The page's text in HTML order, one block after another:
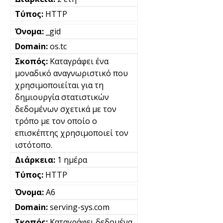
HTTP
_gid
os.tc
Καταγράφει ένα
μοναδικό αναγνωριστικό που
χρησιμοποιείται για τη
δημιουργία στατιστικών
δεδομένων σχετικά με τον
τρόπο με τον οποίο ο
επισκέπτης χρησιμοποιεί τον
ιστότοπο.
1 ημέρα
HTTP
A6
serving-sys.com